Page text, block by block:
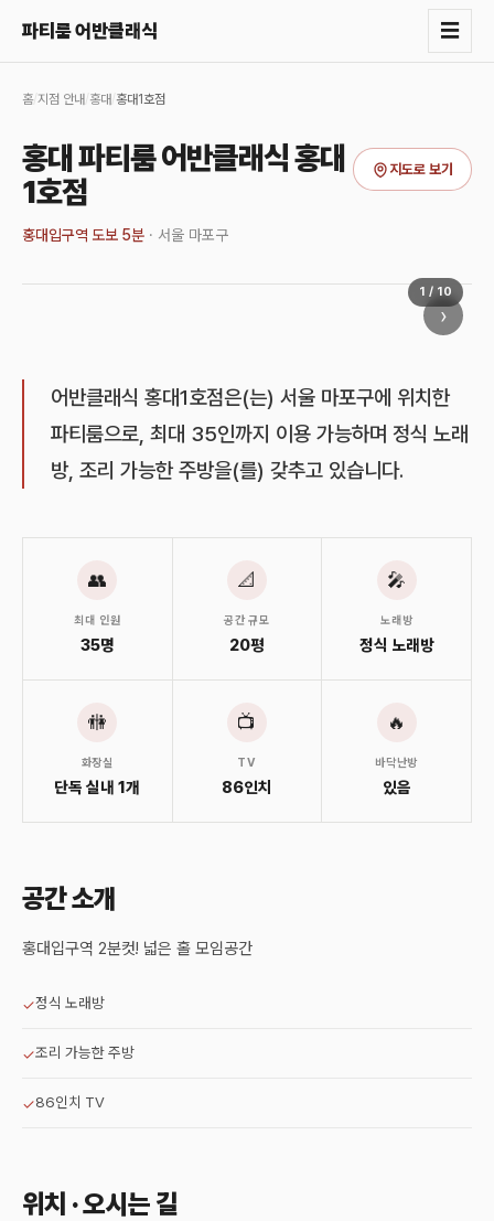
파티룸 어반클래식 ☰
홈/ 지점 안내 홍대 홍대1호점
홍대 파티룸 어반클래식 홍대
1호점
지도로 보기
홍대입구역 도보 5분 · 서울 마포구
›
1 / 10
어반클래식 홍대1호점은(는) 서울 마포구에 위치한
파티룸으로, 최대 35인까지 이용 가능하며 정식 노래
방, 조리 가능한 주방을(를) 갖추고 있습니다.
👥
최대 인원
35명
📐
공간 규모
20평
🎤
노래방
정식 노래방
🚻
화장실
단독 실내 1개
📺
TV
86인치
🔥
바닥난방
있음
공간 소개
홍대입구역 2분컷! 넓은 홀 모임공간
✓정식 노래방
✓조리 가능한 주방
✓86인치 TV
위치 · 오시는 길